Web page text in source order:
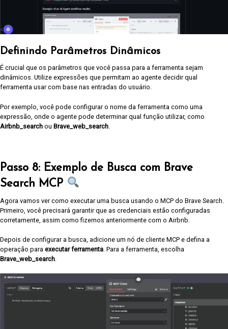
Definindo Parâmetros Dinâmicos
É crucial que os parâmetros que você passa para a ferramenta sejam
dinâmicos. Utilize expressões que permitam ao agente decidir qual
ferramenta usar com base nas entradas do usuário.
Por exemplo, você pode configurar o nome da ferramenta como uma
expressão, onde o agente pode determinar qual função utilizar, como
Airbnb_search ou Brave_web_search
Passo 8: Exemplo de Busca com Brave
Search MCP
Agora vamos ver como executar uma busca usando o MCP do Brave Search.
Primeiro, você precisará garantir que as credenciais estão configuradas
corretamente, assim como fizemos anteriormente com o Airbnb.
Depois de configurar a busca, adicione um nó de cliente MCP e defina a
operação para executar ferramenta. Para a ferramenta, escolha
Brave_web_search.